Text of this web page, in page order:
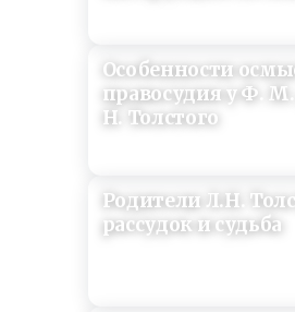
Особенности
правосудия у Ф. М.
Н. Толстого
Родители Л.Н.
рассудок и судьба